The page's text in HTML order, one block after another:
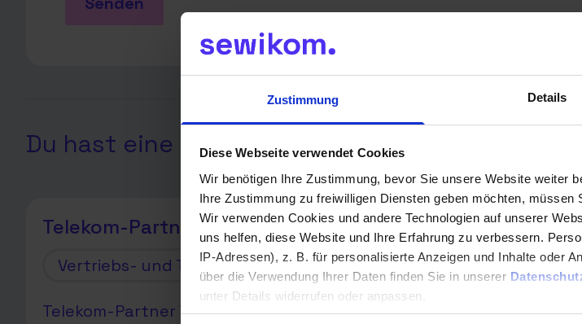
Zustimmung Details
Diese Webseite verwendet Cookies
Wir benötigen Ihre Zustimmung, bevor Sie unsere Website weiter
Ihre Zustimmung zu freiwilligen Diensten geben möchten,
Wir verwenden Cookies und andere Technologien auf unserer
uns helfen, diese Website und Ihre Erfahrung zu verbessern.
IP-Adressen), z. B. für personalisierte Anzeigen und Inhalte oder
über die Verwendung Ihrer Daten finden Sie in unserer
unter Details widerrufen oder anpassen.
Du hast eine Frage? Hier sind unsere
Telekom-Partner Telebaumann
Vertriebs- und Technikpartner
Telekom-Partner Telebaumann